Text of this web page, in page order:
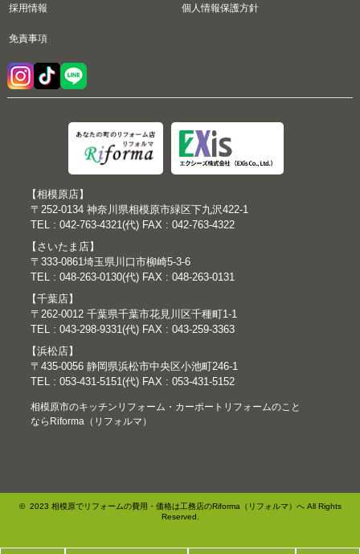
採用情報 個人情報保護方針
免責事項
【相模原店】
〒252-0134 神奈川県相模原市緑区下九沢422-1
TEL : 042-763-4321(代) FAX : 042-763-4322
【さいたま店】
〒333-0861埼玉県川口市柳崎5-3-6
TEL : 048-263-0130(代) FAX : 048-263-0131
【千葉店】
〒262-0012 千葉県千葉市花見川区千種町1-1
TEL : 043-298-9331(代) FAX : 043-259-3363
【浜松店】
〒435-0056 静岡県浜松市中央区小池町246-1
TEL : 053-431-5151(代) FAX : 053-431-5152
相模原市のキッチンリフォーム・カーポートリフォームのこと
ならRiforma（リフォルマ）
© 2023 相模原でリフォームの費用・価格は工務店のRiforma（リフォルマ）へ All Rights
Reserved.